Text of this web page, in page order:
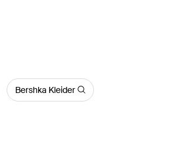
Bershka Kleider